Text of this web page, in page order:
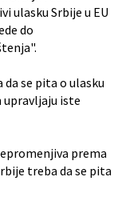
ulasku Srbije u EU
do
se pita o ulasku
upravljaju iste
prema
treba da se pita